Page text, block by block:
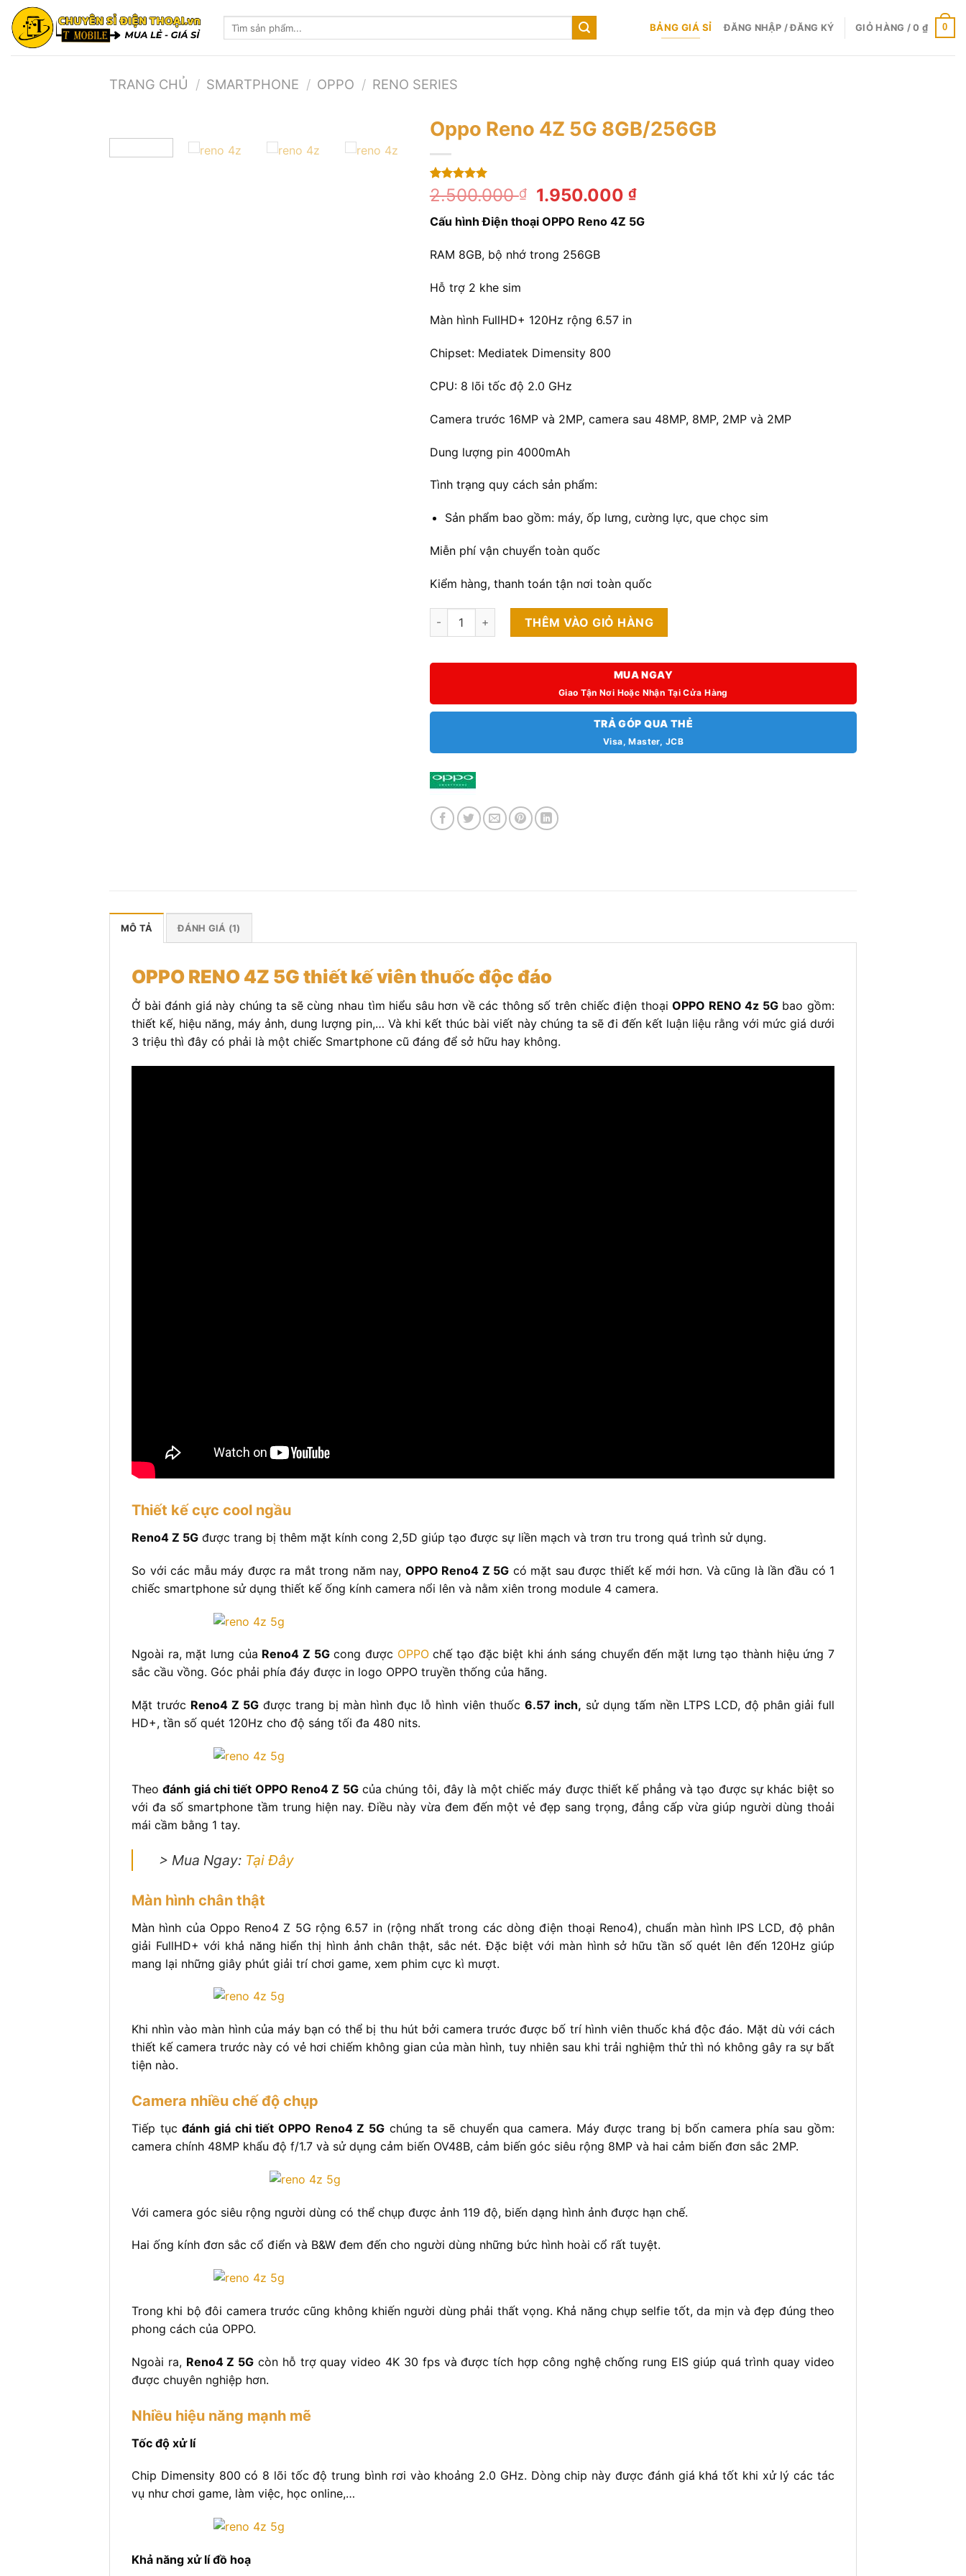
Skip
content
Tìm
BẢNG GIÁ SỈ ĐĂNG NHẬP / ĐĂNG KÝ GIỎ HÀNG /0 ₫ 0
TRANG CHỦ / SMARTPHONE / OPPO / RENO SERIES
Oppo Reno 4Z 5G 8GB/256GB
5.00trên 5
dựa trên
1
2.500.000₫
Giá
gốc
là:
2.500.000 ₫.
1.950.000₫Giá
hiện
tại
Cấu hình Điện thoại OPPO Reno 4Z 5G
RAM 8GB, bộ nhớ trong 256GB
Hỗ trợ 2 khe sim
Màn hình FullHD+ 120Hz rộng 6.57 in
Chipset: Mediatek Dimensity 800
CPU: 8 lõi tốc độ 2.0 GHz
Camera trước 16MP và 2MP, camera sau 48MP, 8MP, 2MP và 2MP
Dung lượng pin 4000mAh
Tình trạng quy cách sản phẩm:
Sản phẩm bao gồm: máy, ốp lưng, cường lực, que chọc sim
Miễn phí vận chuyển toàn quốc
Kiểm hàng, thanh toán tận nơi toàn quốc
Oppo Reno 4Z 5G 8GB/256GB số lượng
THÊM VÀO GIỎ HÀNG
MUA NGAY
Giao Tận Nơi Hoặc Nhận Tại Cửa Hàng
TRẢ GÓP QUA THẺ
Visa, Master, JCB
MÔ TẢ ĐÁNH GIÁ (1)
OPPO RENO 4Z 5G thiết kế viên thuốc độc đáo
Ở bài đánh giá này chúng ta sẽ cùng nhau tìm hiểu sâu hơn về các thông số trên chiếc điện thoạiOPPO RENO 4z 5Gbao gồm:
thiết kế, hiệu năng, máy ảnh, dung lượng pin,… Và khi kết thúc bài viết này chúng ta sẽ đi đến kết luận liệu rằng với mức giá dưới
3 triệu thì đây có phải là một chiếc Smartphone cũ đáng để sở hữu hay không.
Thiết kế cực cool ngầu
Reno4 Z 5G được trang bị thêm mặt kính cong 2,5D giúp tạo được sự liền mạch và trơn tru trong quá trình sử dụng.
So với các mẫu máy được ra mắt trong năm nay, OPPO Reno4 Z 5G có mặt sau được thiết kế mới hơn. Và cũng là lần đầu có 1
chiếc smartphone sử dụng thiết kế ống kính camera nổi lên và nằm xiên trong module 4 camera.
Ngoài ra, mặt lưng của Reno4 Z 5Gcong được OPPOchế tạo đặc biệt khi ánh sáng chuyển đến mặt lưng tạo thành hiệu ứng 7
sắc cầu vồng. Góc phải phía đáy được in logo OPPO truyền thống của hãng.
Mặt trước Reno4 Z 5G được trang bị màn hình đục lỗ hình viên thuốc 6.57 inch, sử dụng tấm nền LTPS LCD, độ phân giải full
HD+, tần số quét 120Hz cho độ sáng tối đa 480 nits.
Theođánh giá chi tiết OPPO Reno4 Z 5Gcủa chúng tôi, đây là một chiếc máy được thiết kế phẳng và tạo được sự khác biệt so
với đa số smartphone tầm trung hiện nay. Điều này vừa đem đến một vẻ đẹp sang trọng, đẳng cấp vừa giúp người dùng thoải
mái cầm bằng 1 tay.
> Mua Ngay: Tại Đây
Màn hình chân thật
Màn hình của Oppo Reno4 Z 5G rộng 6.57 in (rộng nhất trong các dòng điện thoại Reno4), chuẩn màn hình IPS LCD, độ phân
giải FullHD+ với khả năng hiển thị hình ảnh chân thật, sắc nét. Đặc biệt với màn hình sở hữu tần số quét lên đến 120Hz giúp
mang lại những giây phút giải trí chơi game, xem phim cực kì mượt.
Khi nhìn vào màn hình của máy bạn có thể bị thu hút bởi camera trước được bố trí hình viên thuốc khá độc đáo. Mặt dù với cách
thiết kế camera trước này có vẻ hơi chiếm không gian của màn hình, tuy nhiên sau khi trải nghiệm thử thì nó không gây ra sự bất
tiện nào.
Camera nhiều chế độ chụp
Tiếp tụcđánh giá chi tiết OPPO Reno4 Z 5G chúng ta sẽ chuyển qua camera. Máy được trang bị bốn camera phía sau gồm:
camera chính 48MP khẩu độ f/1.7 và sử dụng cảm biến OV48B, cảm biến góc siêu rộng 8MP và hai cảm biến đơn sắc 2MP.
Với camera góc siêu rộng người dùng có thể chụp được ảnh 119 độ, biến dạng hình ảnh được hạn chế.
Hai ống kính đơn sắc cổ điển và B&W đem đến cho người dùng những bức hình hoài cổ rất tuyệt.
Trong khi bộ đôi camera trước cũng không khiến người dùng phải thất vọng. Khả năng chụp selfie tốt, da mịn và đẹp đúng theo
phong cách của OPPO.
Ngoài ra, Reno4 Z 5G còn hỗ trợ quay video 4K 30 fps và được tích hợp công nghệ chống rung EIS giúp quá trình quay video
được chuyên nghiệp hơn.
Nhiều hiệu năng mạnh mẽ
Tốc độ xử lí
Chip Dimensity 800 có 8 lõi tốc độ trung bình rơi vào khoảng 2.0 GHz. Dòng chip này được đánh giá khá tốt khi xử lý các tác
vụ như chơi game, làm việc, học online,…
Khả năng xử lí đồ hoạ